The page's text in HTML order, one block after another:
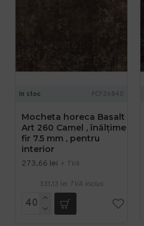
In stoc PCF26840
Mocheta horeca Basalt
Art 260 Camel , înălțime
fir 7.5 mm , pentru
interior
273,66 lei + TVA
331,13 lei TVA inclus